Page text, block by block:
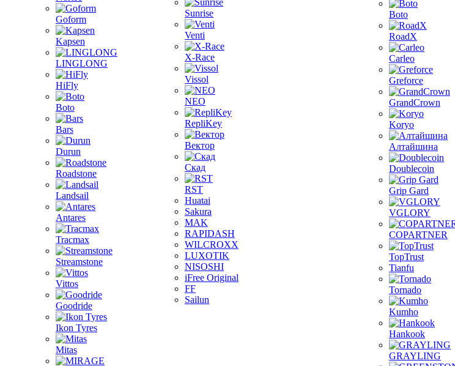
Goform
Kapsen
LINGLONG
HiFly
Boto
Bars
Durun
Roadstone
Landsail
Antares
Tracmax
Streamstone
Vittos
Goodride
Ikon Tyres
Mitas
Sunrise
Venti
X-Race
Vissol
NEO
RepliKey
Вектор
Скад
RST
Huatai
Sakura
MAK
RAPIDASH
WILCROXX
LUXOTIK
NISOSHI
iFree Original
FF
Sailun
Boto
RoadX
Carleo
Greforce
GrandCrown
Koryo
Алтайшина
Doublecoin
Grip Gard
VGLORY
COPARTNER
TopTrust
Tianfu
Tornado
Kumho
Hankook
GRAYLING